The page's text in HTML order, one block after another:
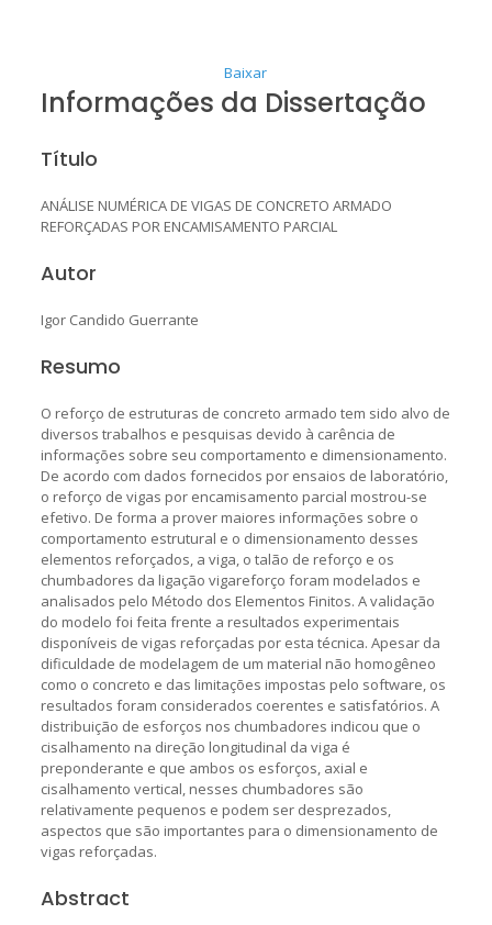
Baixar
Informações da Dissertação
Título
ANÁLISE NUMÉRICA DE VIGAS DE CONCRETO ARMADO
REFORÇADAS POR ENCAMISAMENTO PARCIAL
Autor
Igor Candido Guerrante
Resumo
O reforço de estruturas de concreto armado tem sido alvo de
diversos trabalhos e pesquisas devido à carência de
informações sobre seu comportamento e dimensionamento.
De acordo com dados fornecidos por ensaios de laboratório,
o reforço de vigas por encamisamento parcial mostrou-se
efetivo. De forma a prover maiores informações sobre o
comportamento estrutural e o dimensionamento desses
elementos reforçados, a viga, o talão de reforço e os
chumbadores da ligação vigareforço foram modelados e
analisados pelo Método dos Elementos Finitos. A validação
do modelo foi feita frente a resultados experimentais
disponíveis de vigas reforçadas por esta técnica. Apesar da
dificuldade de modelagem de um material não homogêneo
como o concreto e das limitações impostas pelo software, os
resultados foram considerados coerentes e satisfatórios. A
distribuição de esforços nos chumbadores indicou que o
cisalhamento na direção longitudinal da viga é
preponderante e que ambos os esforços, axial e
cisalhamento vertical, nesses chumbadores são
relativamente pequenos e podem ser desprezados,
aspectos que são importantes para o dimensionamento de
vigas reforçadas.
Abstract